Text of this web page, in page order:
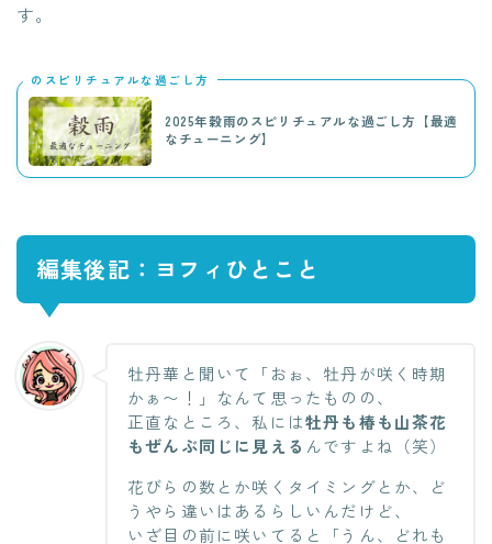
す。
のスピリチュアルな過ごし方
2025年穀雨のスピリチュアルな過ごし方【最適
なチューニング】
編集後記：ヨフィひとこと
牡丹華と聞いて「おぉ、牡丹が咲く時期
かぁ〜！」なんて思ったものの、
正直なところ、私には牡丹も椿も山茶花
もぜんぶ同じに見える んですよね（笑）
花びらの数とか咲くタイミングとか、ど
うやら違いはあるらしいんだけど、
いざ目の前に咲いてると「うん、どれも